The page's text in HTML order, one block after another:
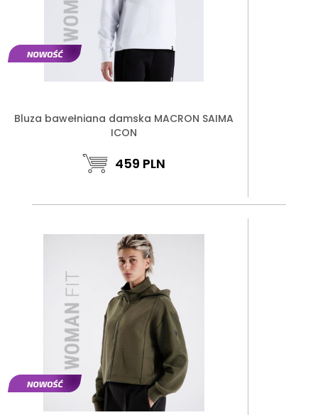
Bluza bawełniana damska MACRON SAIMA
ICON
459 PLN